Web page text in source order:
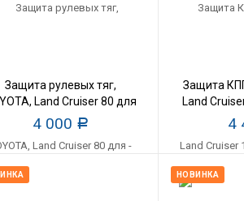
Защита рулевых тяг,
Land Cruiser 80 для
- 0603, 1990 - 1997, все,
сталь 2 5мм
4 000 Р
Защита
Land
4,5; 4
НОВИНКА